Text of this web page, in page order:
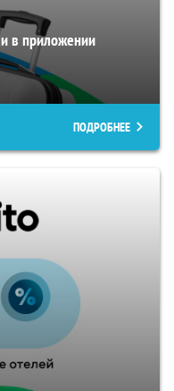
в приложении
ПОДРОБНЕЕ